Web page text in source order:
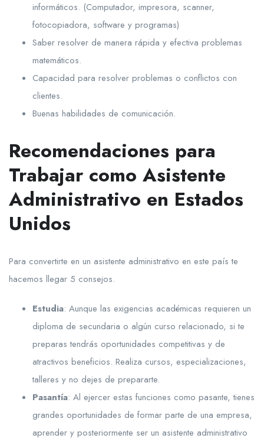
informáticos. (Computador, impresora, scanner,
fotocopiadora, software y programas)
Saber resolver de manera rápida y efectiva problemas
matemáticos.
Capacidad para resolver problemas o conflictos con
clientes.
Buenas habilidades de comunicación.
Recomendaciones para
Trabajar como Asistente
Administrativo en Estados
Unidos
Para convertirte en un asistente administrativo en este país te
hacemos llegar 5 consejos.
Estudia: Aunque las exigencias académicas requieren un
diploma de secundaria o algún curso relacionado, si te
preparas tendrás oportunidades competitivas y de
atractivos beneficios. Realiza cursos, especializaciones,
talleres y no dejes de prepararte.
Pasantía: Al ejercer estas funciones como pasante, tienes
grandes oportunidades de formar parte de una empresa,
aprender y posteriormente ser un asistente administrativo